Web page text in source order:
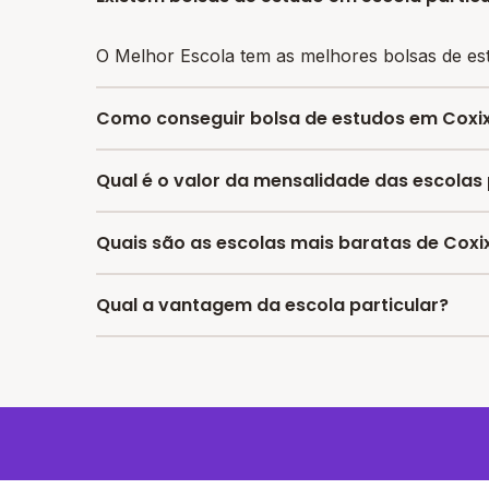
O Melhor Escola tem as melhores bolsas de
Como conseguir bolsa de estudos em
O programa de bolsa do Melhor Escola
Qual é o valor da mensalidade das
A média da mensalidade em Coxixola é de R$
Quais são as escolas mais baratas de
As escolas com mensalidades mais baratas
Qual a vantagem da escola particular?